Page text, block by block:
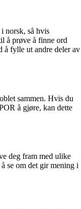
norsk, så hvis
å prøve å finne ord
å fylle ut andre deler av
sammen. Hvis du
å gjøre, kan dette
deg fram med ulike
se om det gir mening i